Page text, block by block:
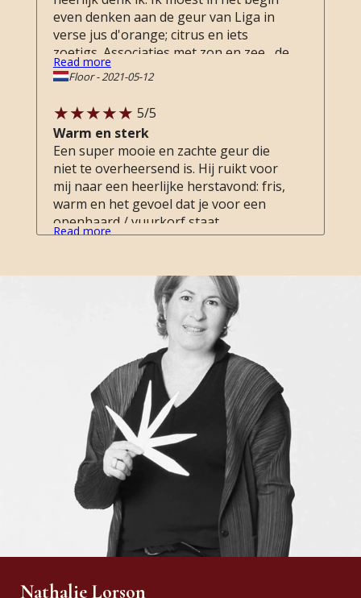
even denken aan de geur van Liga in
verse jus d'orange; citrus en iets
zoetigs. Associaties met zon en zee , de
zonnebrand van de jetset, bosgeuren.
Vervliegt snel bij mij.
Read more
Floor-2021-05-12
5/5
Warm en sterk
Een super mooie en zachte geur die
niet te overheersend is. Hij ruikt voor
mij naar een heerlijke herstavond: fris,
warm en het gevoel dat je voor een
openhaard / vuurkorf staat.
Read more
5/5
Bescheiden en zelfbewust
Autoportrait is een bescheiden maar
voor jezelf toch aanwezige geur. De
geur ruikt als een wandeling buiten, in
een schaduwrijk bos waar het niet lang
geleden heeft geregend. Het is een
geur die ik gebruik als ik vrij neutraal
wil zijn, zonder karakterloos te
worden. De geur is net zo goed voor
vrouwen als voor mannen en niet zoet.
De fles is prachtig, lekker zwaar en
past helemaal bij de geur.
Read more
Femke -2018-02-14
Nathalie Lorson